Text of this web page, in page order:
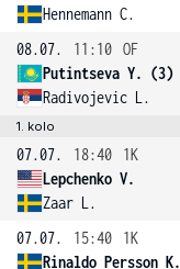
Hennemann C.
08.07.
11:10 OF
Putintseva Y. (3)
Radivojevic L.
1. kolo
07.07. 18:40
1K
Lepchenko V.
Zaar L.
07.07.
15:40
1K
Rinaldo Persson K.